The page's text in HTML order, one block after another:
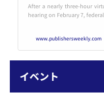
After a nearly three-hour
hearing on February 7,
American Publishers’
16 bid to temporarily block
www.publishersweekly.com
イベント